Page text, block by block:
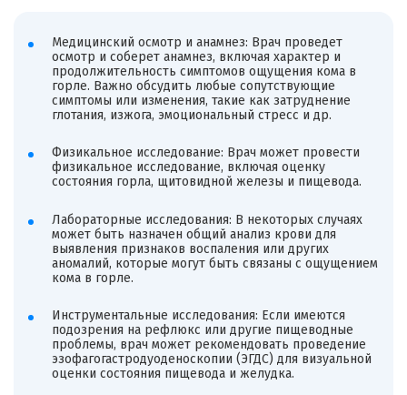
Медицинский осмотр и анамнез: Врач проведет
осмотр и соберет анамнез, включая характер и
продолжительность симптомов ощущения кома в
горле. Важно обсудить любые сопутствующие
симптомы или изменения, такие как затруднение
глотания, изжога, эмоциональный стресс и др.
Физикальное исследование: Врач может провести
физикальное исследование, включая оценку
состояния горла, щитовидной железы и пищевода.
Лабораторные исследования: В некоторых случаях
может быть назначен общий анализ крови для
выявления признаков воспаления или других
аномалий, которые могут быть связаны с ощущением
кома в горле.
Инструментальные исследования: Если имеются
подозрения на рефлюкс или другие пищеводные
проблемы, врач может рекомендовать проведение
эзофагогастродуоденоскопии (ЭГДС) для визуальной
оценки состояния пищевода и желудка.